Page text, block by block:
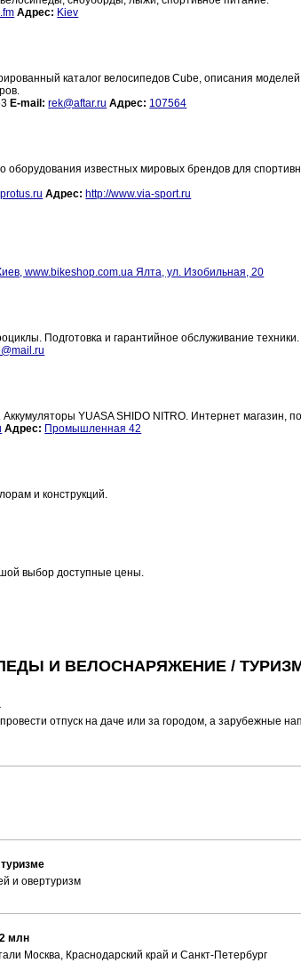
Адрес: Kiev
каталог велосипедов Cube, описания моделей
E-mail: rek@aftar.ru Адрес: 107564
оборудования известных мировых брендов для
Адрес: http://www.via-sport.ru
www.bikeshop.com.ua Ялта, ул. Изобильная, 20
Подготовка и гарантийное обслуживание техники.
YUASA SHIDO NITRO. Интернет магазин,
Адрес: Промышленная 42
и конструкций.
выбор доступные цены.
И ВЕЛОСНАРЯЖЕНИЕ /
отпуск на даче или за городом, а зарубежные
и овертуризм
млн
Москва, Краснодарский край и Санкт-Петербург